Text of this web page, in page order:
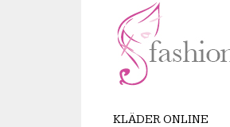
KLÄDER ONLINE